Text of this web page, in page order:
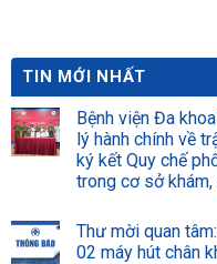
TIN MỚI NHẤT
Bệnh viện Đa
lý hành chính về
ký kết Quy chế
trong cơ sở khám,
Thư mời quan
02 máy hút chân